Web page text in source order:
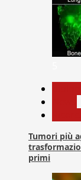
Tumori più
primi